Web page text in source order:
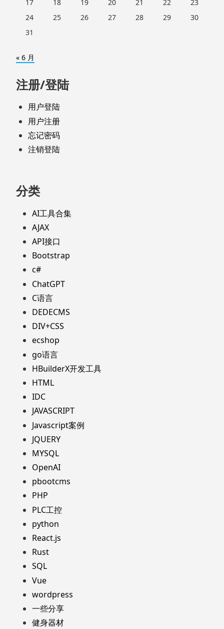
17 18 19 20 21 22
23
24
25 26 27 28 29
30
31
« 6 月
注册/登陆
用户登陆
用户注册
忘记密码
注销登陆
分类
AI工具合集
AJAX
API接口
Bootstrap
c#
ChatGPT
C语言
DEDECMS
DIV+CSS
ecshop
go语言
HBuilderX开发工具
HTML
IDC
JAVASCRIPT
Javascript案例
JQUERY
MYSQL
OpenAI
pbootcms
PHP
PLC工控
python
React.js
Rust
SQL
Vue
wordpress
一些分享
健身器材